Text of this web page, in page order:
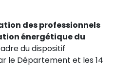
des professionnels
énergétique du
du dispositif
le Département et les 14